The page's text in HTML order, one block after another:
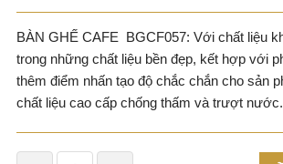
BÀN GHẾ CAFE BGCF057: Với chất liệu
trong những chất liệu bền đẹp, kết hợp với
thêm điểm nhấn tạo độ chắc chắn cho sản
chất liệu cao cấp chống thấm và trượt nước.